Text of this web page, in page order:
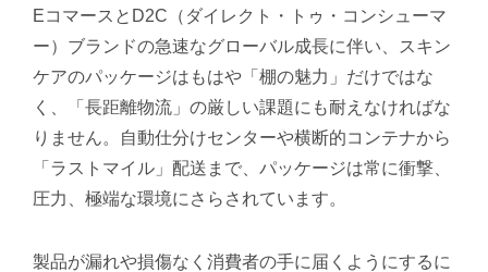
EコマースとD2C（ダイレクト・トゥ・コンシューマ
ー）ブランドの急速なグローバル成長に伴い、スキン
ケアのパッケージはもはや「棚の魅力」だけではな
く、「長距離物流」の厳しい課題にも耐えなければな
りません。自動仕分けセンターや横断的コンテナから
「ラストマイル」配送まで、パッケージは常に衝撃、
圧力、極端な環境にさらされています。
製品が漏れや損傷なく消費者の手に届くようにするに